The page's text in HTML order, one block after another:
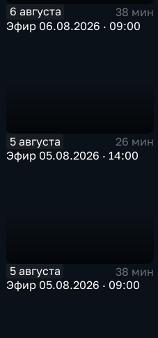
6 августа
38 мин
Эфир 06.08.2026 · 09:00
5 августа
26 мин
Эфир 05.08.2026 · 14:00
5 августа
38 мин
Эфир 05.08.2026 · 09:00